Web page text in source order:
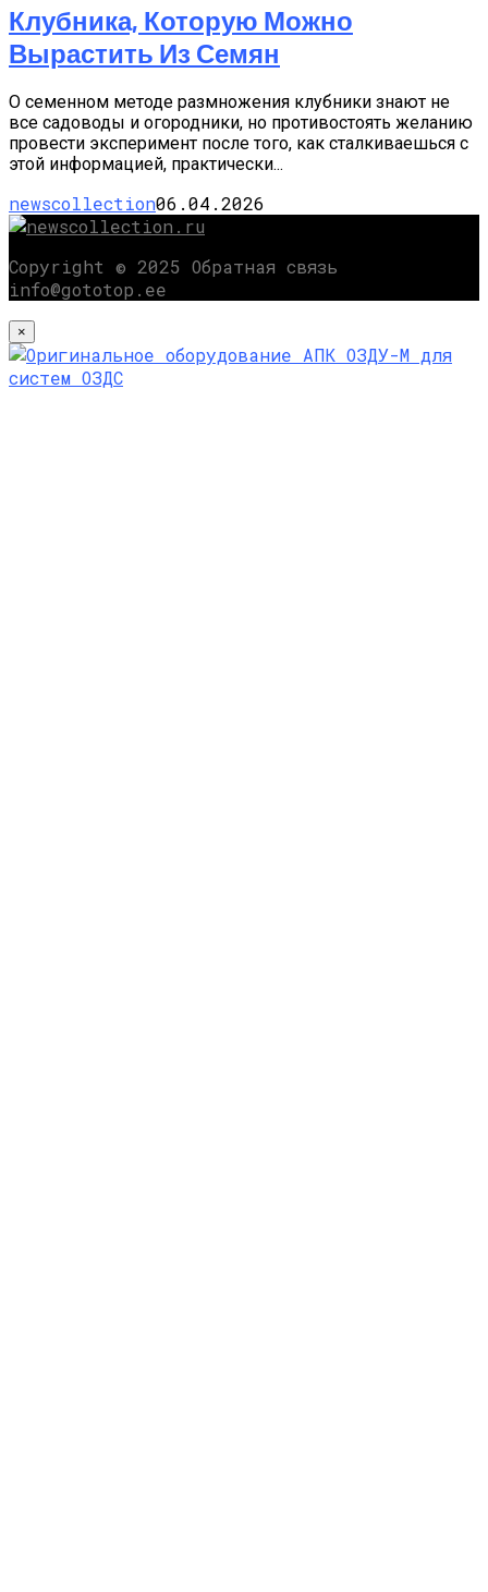
Клубника, Которую Можно
Вырастить Из Семян
О семенном методе размножения клубники знают не
все садоводы и огородники, но противостоять желанию
провести эксперимент после того, как сталкиваешься с
этой информацией, практически...
newscollection06.04.2026
Copyright © 2025 Обратная связь
info@gototop.ee
×